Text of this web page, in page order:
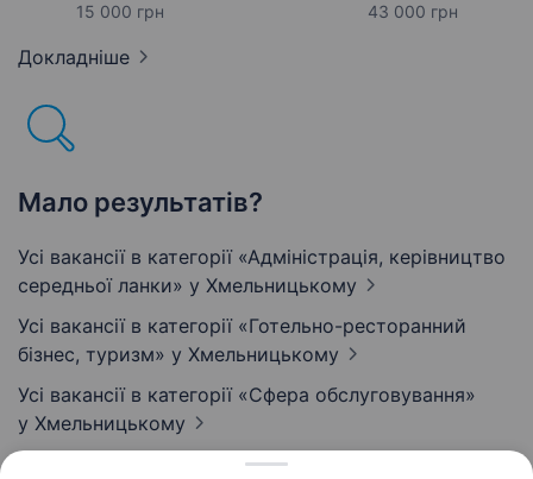
15 000 грн 43 000 грн
Докладніше
Мало результатів?
Усі вакансії в категорії «Адмiнiстрацiя, керівництво
середньої ланки» у Хмельницькому
Усі вакансії в категорії «Готельно-ресторанний
бізнес, туризм» у Хмельницькому
Усі вакансії в категорії «Сфера обслуговування»
у Хмельницькому